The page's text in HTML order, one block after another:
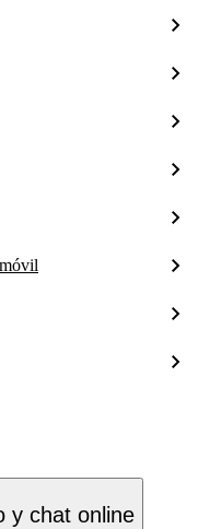
y chat online